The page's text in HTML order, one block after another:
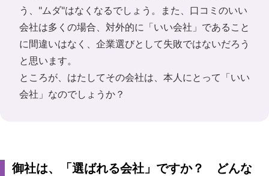
う、"ムダ"はなくなるでしょう。また、口コミのいい
会社は多くの場合、対外的に「いい会社」であること
に間違いはなく、企業選びとして失敗ではないだろう
と思います。
ところが、はたしてその会社は、本人にとって「いい
会社」なのでしょうか？
御社は、「選ばれる会社」ですか？ どんな